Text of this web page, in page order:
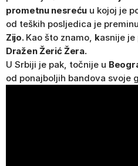
prometnu nesreću u kojoj je
od teških posljedica je
Zijo. Kao što znamo, kasnije je
Dražen Žerić Žera.
U Srbiji je pak, točnije u
od ponajboljih bandova svoje